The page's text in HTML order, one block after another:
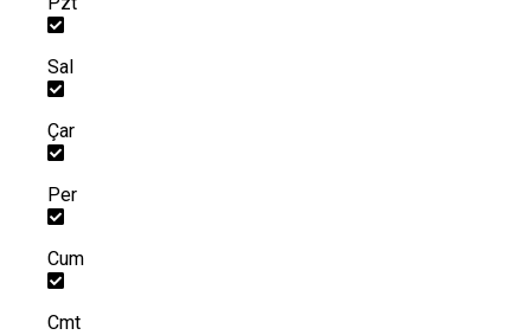
Sal
Çar
Per
Cum
Cmt